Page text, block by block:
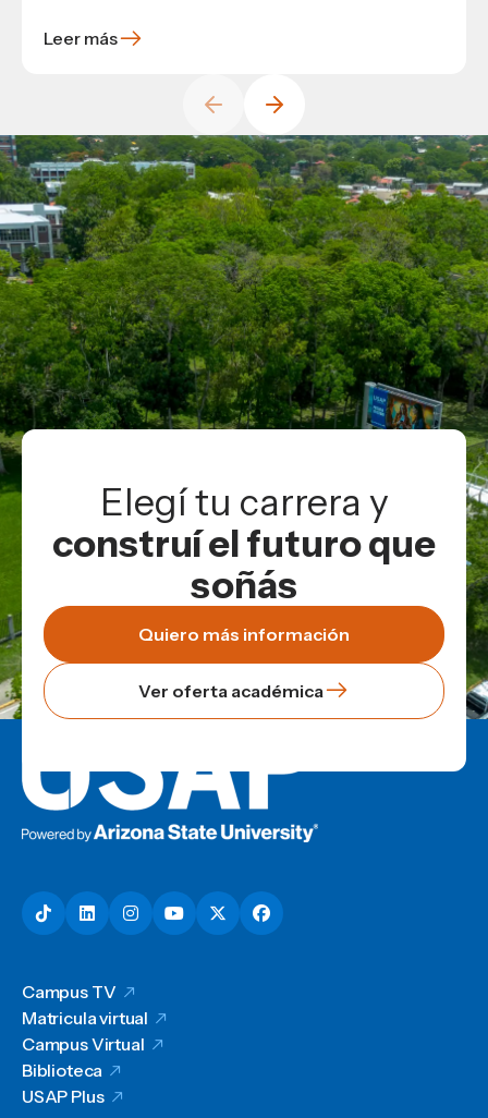
Leer más
Leer más
Leer más
Elegí tu carrera y
construí el futuro que
soñás
Quiero más información
Ver oferta académica
Campus TV
Matricula virtual
Campus Virtual
Biblioteca
USAP Plus